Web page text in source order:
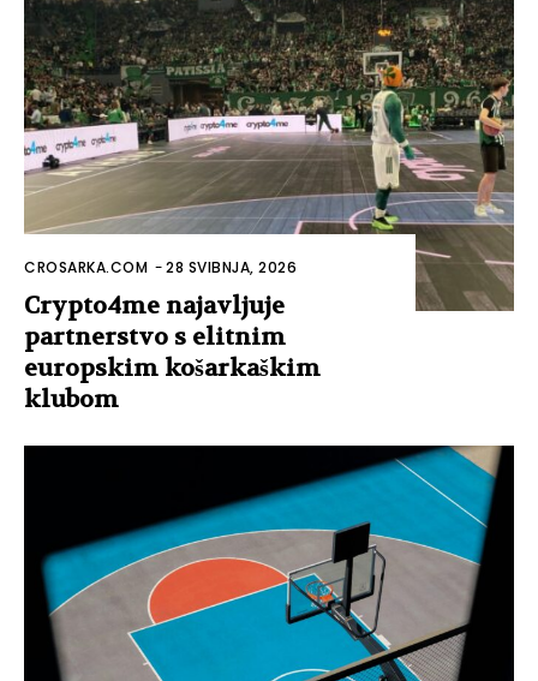
CROSARKA.COM -28 SVIBNJA, 2026
Crypto4me najavljuje
partnerstvo s elitnim
europskim košarkaškim
klubom